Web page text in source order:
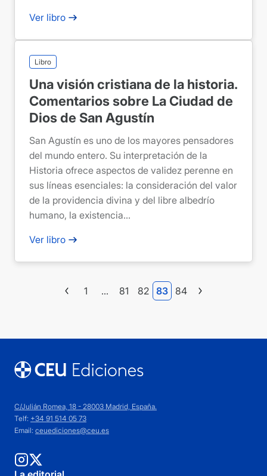
Ver libro
Libro
Una visión cristiana de la historia.
Comentarios sobre La Ciudad de
Dios de San Agustín
San Agustín es uno de los mayores pensadores
del mundo entero. Su interpretación de la
Historia ofrece aspectos de validez perenne en
sus líneas esenciales: la consideración del valor
de la providencia divina y del libre albedrío
humano, la existencia...
Ver libro
1 … 81 82 83 84
C/Julián Romea, 18 - 28003 Madrid, España.
Telf: +34 91 514 05 73
Email: ceuediciones@ceu.es